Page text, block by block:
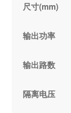
尺寸(mm)
输出功率
输出路数
隔离电压